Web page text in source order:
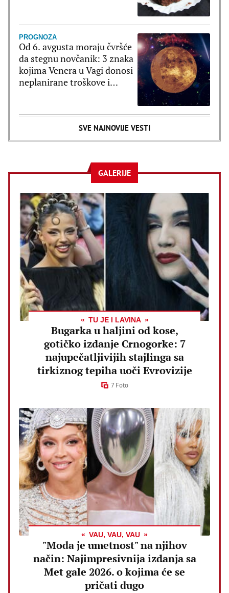
PROGNOZA
Od 6. avgusta moraju čvršće
da stegnu novčanik: 3 znaka
kojima Venera u Vagi donosi
neplanirane troškove i
SVE NAJNOVIJE VESTI
GALERIJE
TU JE I LAVINA
Bugarka u haljini od kose,
gotičko izdanje Crnogorke: 7
najupečatljivijih stajlinga sa
tirkiznog tepiha uoči Evrovizije
7 Foto
VAU, VAU, VAU
"Moda je umetnost" na njihov
način: Najimpresivnija izdanja sa
Met gale 2026. o kojima će se
pričati dugo